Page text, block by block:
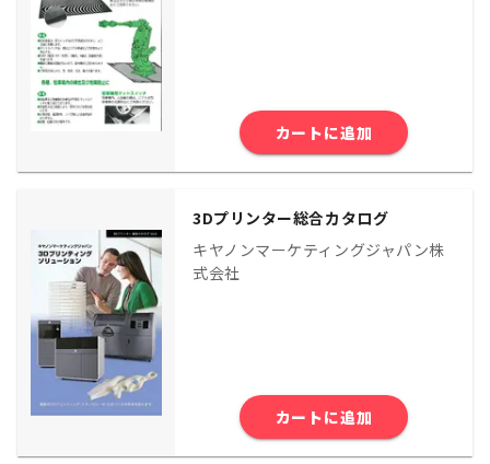
カートに追加
3Dプリンター総合カタログ
キヤノンマーケティングジャパン株
式会社
カートに追加